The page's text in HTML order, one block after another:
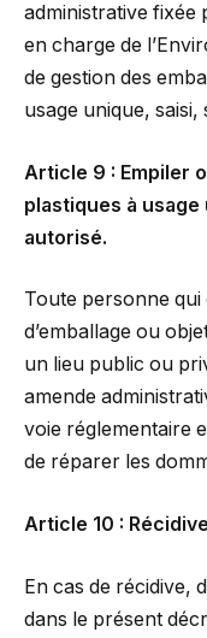
administrative fixée
en charge de
de gestion des
usage unique,
Article 9 : Empiler
plastiques à
autorisé.
Toute personne qui
d’emballage ou
un lieu public ou
amende
voie réglementaire
de réparer les
Article 10 : Récidive
En cas de récidive,
dans le présent